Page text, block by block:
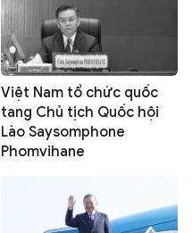
Việt Nam tổ chức quốc
tang Chủ tịch Quốc hội
Lào Saysomphone
Phomvihane